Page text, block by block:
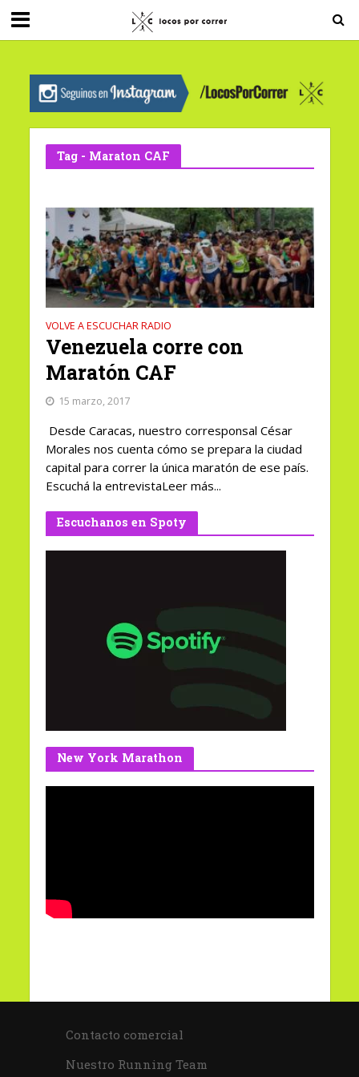
G-0X2PD3RFLV
Tag - Maraton CAF
VOLVE A ESCUCHAR RADIO
Venezuela corre con
Maratón CAF
15 marzo, 2017
Desde Caracas, nuestro corresponsal César
Morales nos cuenta cómo se prepara la ciudad
capital para correr la única maratón de ese país.
Escuchá la entrevistaLeer más...
Escuchanos en Spoty
New York Marathon
Contacto comercial
Nuestro Running Team